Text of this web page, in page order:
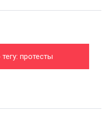
протесты